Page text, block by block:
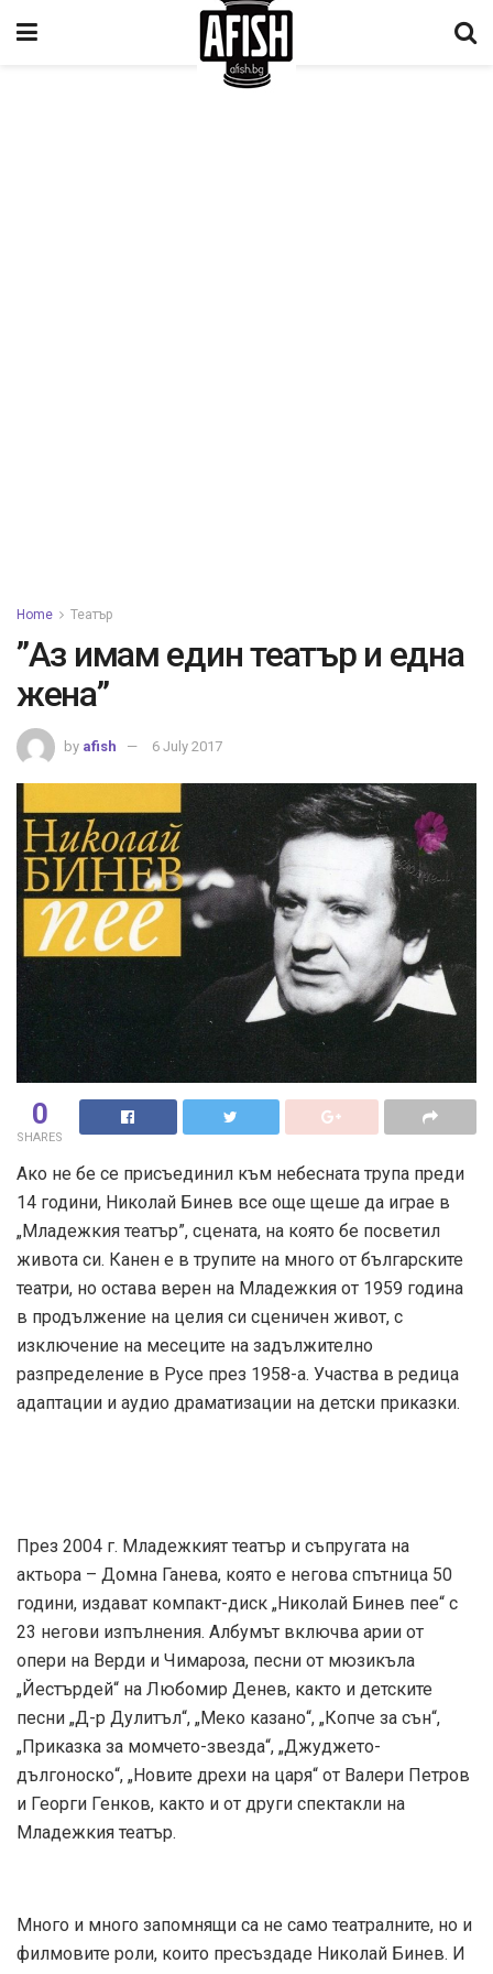
Home Театър
”Аз имам един театър и една
жена”
by afish 6 July 2017
0
SHARES
Ако не бе се присъединил към небесната трупа преди
14 години, Николай Бинев все още щеше да играе в
„Младежкия театър”, сцената, на която бе посветил
живота си. Канен е в трупите на много от българските
театри, но остава верен на Младежкия от 1959 година
в продължение на целия си сценичен живот, с
изключение на месеците на задължително
разпределение в Русе през 1958-а. Участва в редица
адаптации и аудио драматизации на детски приказки.
През 2004 г. Младежкият театър и съпругата на
актьора – Домна Ганева, която е негова спътница 50
години, издават компакт-диск „Николай Бинев пее“ с
23 негови изпълнения. Албумът включва арии от
опери на Верди и Чимароза, песни от мюзикъла
„Йестърдей“ на Любомир Денев, както и детските
песни „Д-р Дулитъл“, „Меко казано“, „Копче за сън“,
„Приказка за момчето-звезда“, „Джуджето-
дългоноско“, „Новите дрехи на царя“ от Валери Петров
и Георги Генков, както и от други спектакли на
Младежкия театър.
Много и много запомнящи са не само театралните, но и
филмовите роли, които пресъздаде Николай Бинев. И